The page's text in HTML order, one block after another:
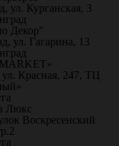
ул. Курганская, 3
Декор"
ул. Гагарина, 13
Красная, 247, ТЦ
Люкс
Воскресенский